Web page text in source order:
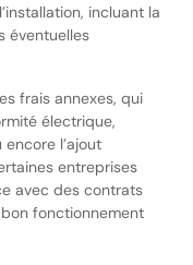
incluant la
éventuelles
frais annexes, qui
électrique,
l’ajout
entreprises
avec des contrats
fonctionnement